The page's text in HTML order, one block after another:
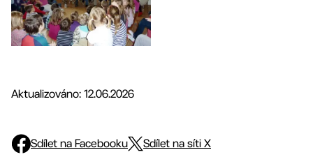
Aktualizováno: 12.06.2026
Sdílet na Facebooku Sdílet na síti X